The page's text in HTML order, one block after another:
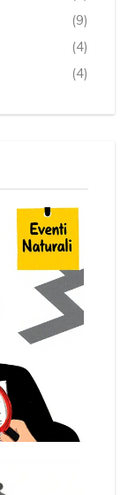
(9)
(4)
(4)